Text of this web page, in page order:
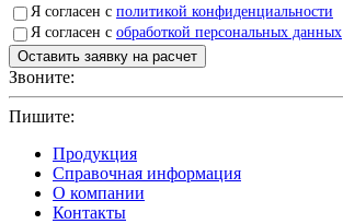
Я согласен с политикой конфиденциальности
Я согласен с обработкой персональных данных
Звоните:
Пишите:
Продукция
Справочная информация
О компании
Контакты